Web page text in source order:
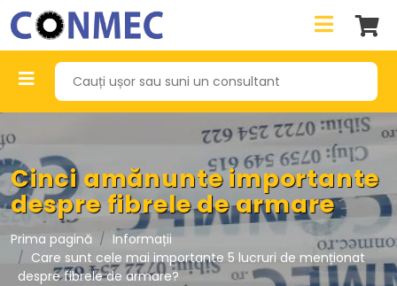
Cinci amănunte importante
despre fibrele de armare
Prima pagină
Informații
Care sunt cele mai importante 5 lucruri de menționat
despre fibrele de armare?